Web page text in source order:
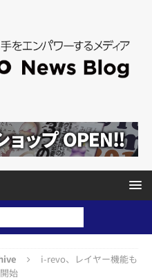
i-revo、レイヤー機能も
始